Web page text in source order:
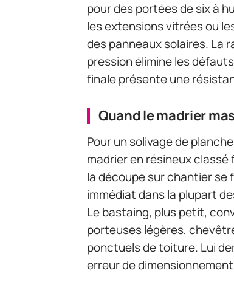
pour des portées de six à
les extensions vitrées ou
des panneaux solaires. La
pression élimine les
finale présente une
Quand le madrier
Pour un solivage de
madrier en résineux
la découpe sur chantier se
immédiat dans la plupart
Le bastaing, plus petit,
porteuses légères,
ponctuels de toiture. Lui
erreur de